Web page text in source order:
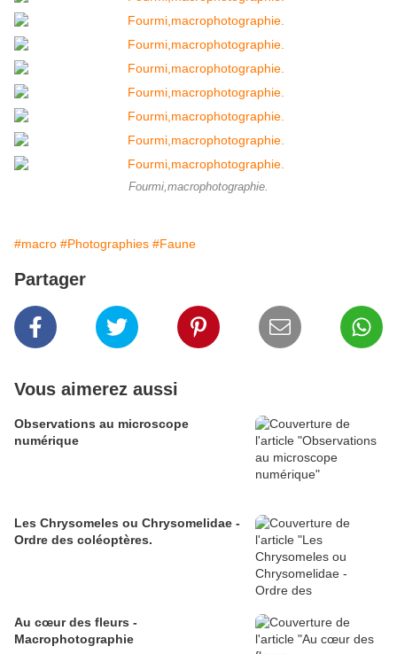
Fourmi,macrophotographie.
#macro #Photographies #Faune
Partager
Vous aimerez aussi
Observations au microscope
numérique
Les Chrysomeles ou Chrysomelidae -
Ordre des coléoptères.
Au cœur des fleurs -
Macrophotographie